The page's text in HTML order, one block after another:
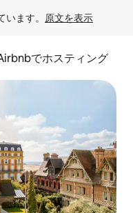
ます。 原文を表示
でホスティング